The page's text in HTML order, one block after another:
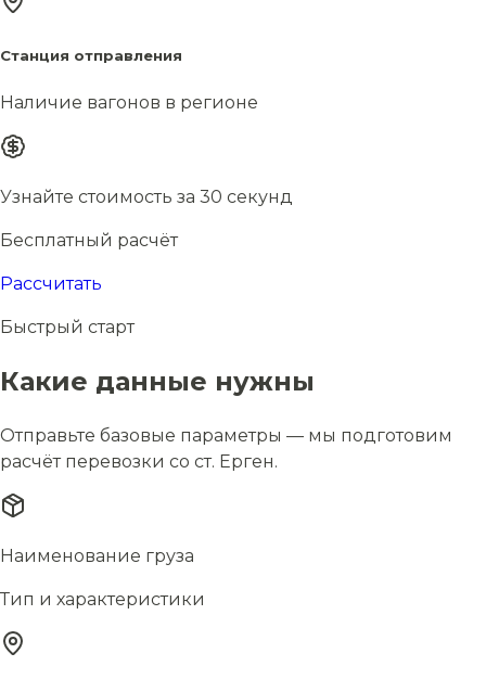
Станция отправления
Наличие вагонов в регионе
Узнайте стоимость за 30 секунд
Бесплатный расчёт
Рассчитать
Быстрый старт
Какие данные нужны
Отправьте базовые параметры — мы подготовим
расчёт перевозки со ст. Ерген.
Наименование груза
Тип и характеристики